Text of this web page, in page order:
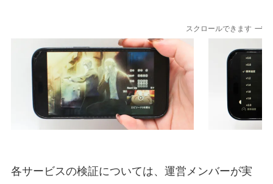
スクロールできます
各サービスの検証については、運営メンバーが実